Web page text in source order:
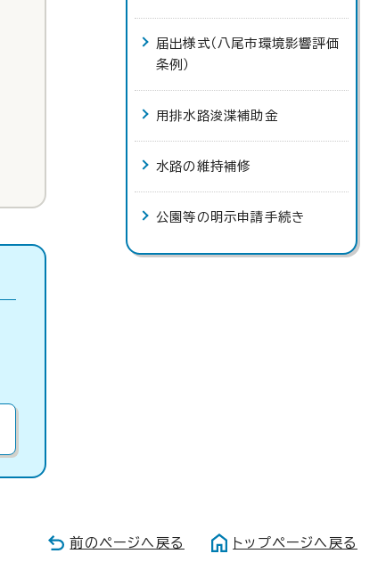
届出様式（八尾市環境影響評価
条例）
用排水路浚渫補助金
水路の維持補修
公園等の明示申請手続き
前のページへ戻る トップページへ戻る